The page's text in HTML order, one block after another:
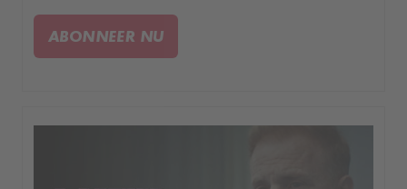
ABONNEER NU